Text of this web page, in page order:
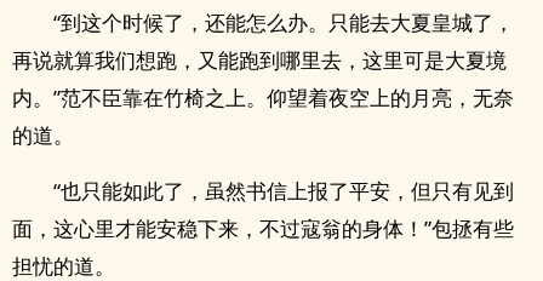
“到这个时候了，还能怎么办。只能去大夏皇城了，
再说就算我们想跑，又能跑到哪里去，这里可是大夏境
内。”范不臣靠在竹椅之上。仰望着夜空上的月亮，无奈
的道。
“也只能如此了，虽然书信上报了平安，但只有见到
面，这心里才能安稳下来，不过寇翁的身体！”包拯有些
担忧的道。